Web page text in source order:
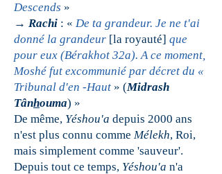
Descends »
→ Rachi : « De ta grandeur. Je ne t'ai
donné la grandeur [la royauté] que
pour eux (Bérakhot 32a). A ce moment,
Moshé fut excommunié par décret du «
Tribunal d'en -Haut » (Midrash
Tânhouma) »
De même, Yéshou'a depuis 2000 ans
n'est plus connu comme Mélekh, Roi,
mais simplement comme 'sauveur'.
Depuis tout ce temps, Yéshou'a n'a